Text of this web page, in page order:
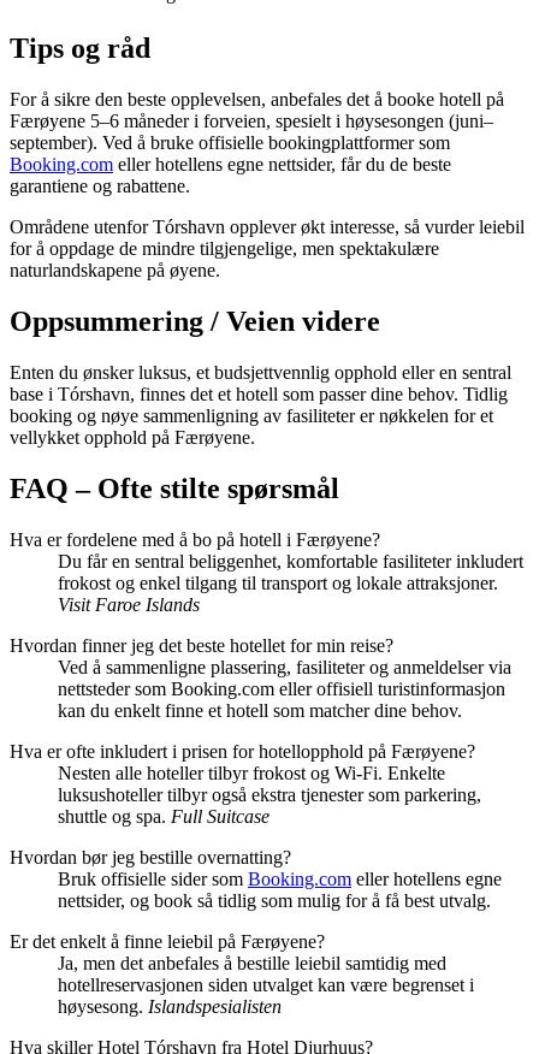
Tips og råd
For å sikre den beste opplevelsen, anbefales det å booke hotell på
Færøyene 5–6 måneder i forveien, spesielt i høysesongen (juni–
september). Ved å bruke offisielle bookingplattformer som
Booking.com eller hotellens egne nettsider, får du de beste
garantiene og rabattene.
Områdene utenfor Tórshavn opplever økt interesse, så vurder leiebil
for å oppdage de mindre tilgjengelige, men spektakulære
naturlandskapene på øyene.
Oppsummering / Veien videre
Enten du ønsker luksus, et budsjettvennlig opphold eller en sentral
base i Tórshavn, finnes det et hotell som passer dine behov. Tidlig
booking og nøye sammenligning av fasiliteter er nøkkelen for et
vellykket opphold på Færøyene.
FAQ – Ofte stilte spørsmål
Hva er fordelene med å bo på hotell i Færøyene?
Du får en sentral beliggenhet, komfortable fasiliteter inkludert
frokost og enkel tilgang til transport og lokale attraksjoner.
Visit Faroe Islands
Hvordan finner jeg det beste hotellet for min reise?
Ved å sammenligne plassering, fasiliteter og anmeldelser via
nettsteder som Booking.com eller offisiell turistinformasjon
kan du enkelt finne et hotell som matcher dine behov.
Hva er ofte inkludert i prisen for hotellopphold på Færøyene?
Nesten alle hoteller tilbyr frokost og Wi-Fi. Enkelte
luksushoteller tilbyr også ekstra tjenester som parkering,
shuttle og spa. Full Suitcase
Hvordan bør jeg bestille overnatting?
Bruk offisielle sider som Booking.com eller hotellens egne
nettsider, og book så tidlig som mulig for å få best utvalg.
Er det enkelt å finne leiebil på Færøyene?
Ja, men det anbefales å bestille leiebil samtidig med
hotellreservasjonen siden utvalget kan være begrenset i
høysesong. Islandspesialisten
Hva skiller Hotel Tórshavn fra Hotel Djurhuus?